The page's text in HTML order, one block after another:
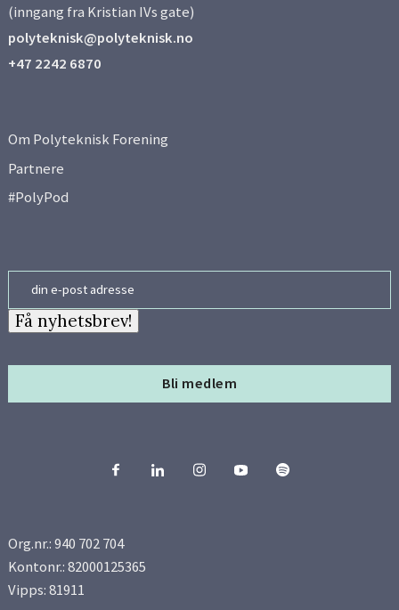
(inngang fra Kristian IVs gate)
polyteknisk@polyteknisk.no
+47 2242 6870
Om Polyteknisk Forening
Partnere
#PolyPod
Bli medlem
Få nyhetsbrev!
Org.nr.: 940 702 704
Kontonr.: 82000125365
Vipps: 81911